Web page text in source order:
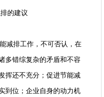
的建议
减排工作，不可否认，在
多错综复杂的矛盾和不容
挥还不充分；促进节能减
到位；企业自身的动力机